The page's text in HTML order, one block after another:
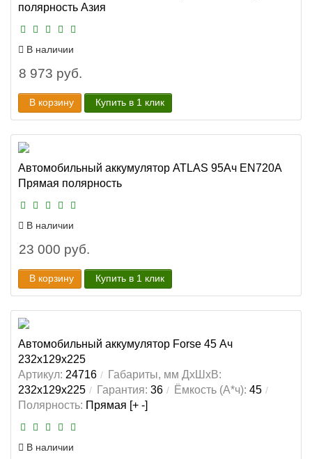
полярность Азия
В наличии
8 973 руб.
В корзину Купить в 1 клик
Автомобильный аккумулятор ATLAS 95Ач EN720А
Прямая полярность
В наличии
23 000 руб.
В корзину Купить в 1 клик
Автомобильный аккумулятор Forse 45 Ач
232x129x225
Артикул: 24716
Габариты, мм ДхШхВ:
232x129x225
Гарантия: 36 Ёмкость (А*ч): 45
Полярность: Прямая [+ -]
В наличии